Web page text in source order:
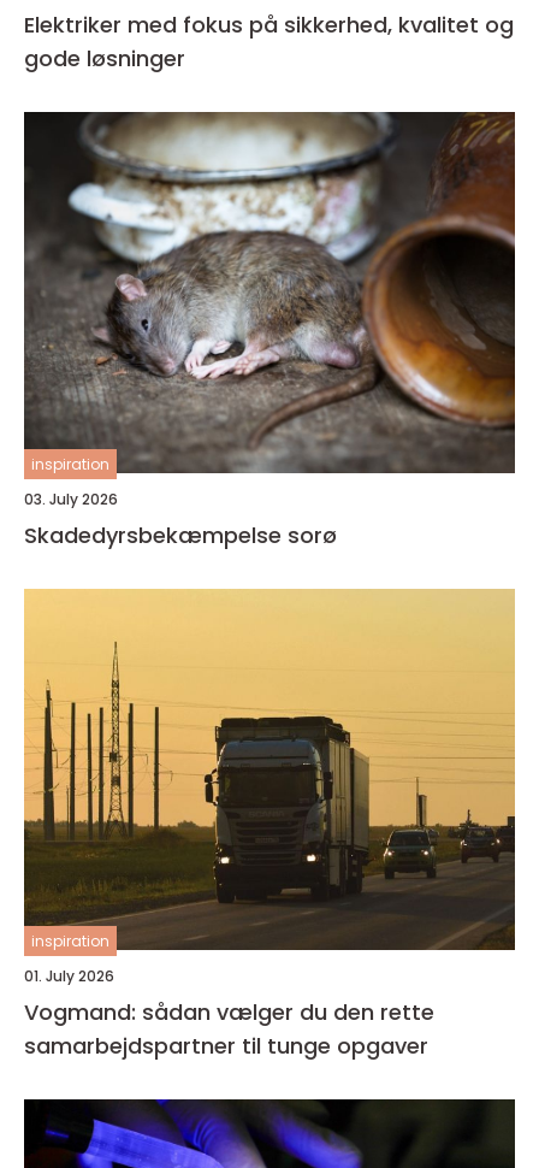
Elektriker med fokus på sikkerhed, kvalitet og
gode løsninger
inspiration
03. July 2026
Skadedyrsbekæmpelse sorø
inspiration
01. July 2026
Vogmand: sådan vælger du den rette
samarbejdspartner til tunge opgaver